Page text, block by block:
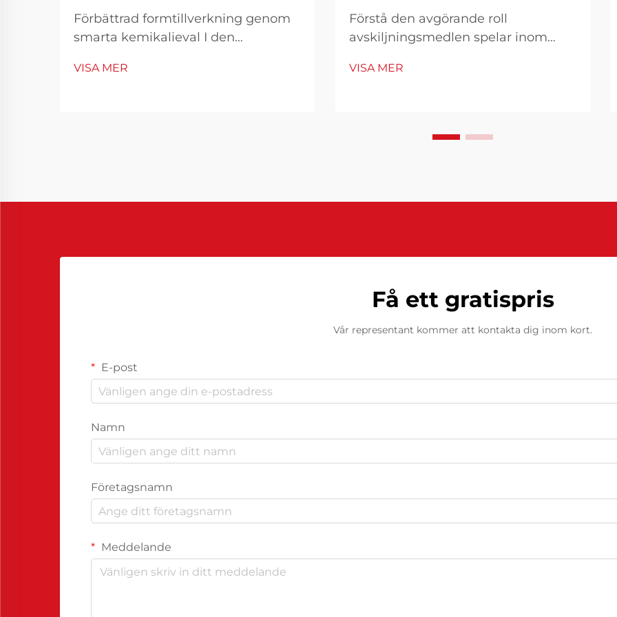
Förbättrad formtillverkning genom
smarta kemikalieval I den
tillverkningsbranschen är formarnas
VISA MER
Förstå den avgörande roll
avskiljningsmedlen spelar inom
kompositillverkning spelar FRP-
VISA MER
Få ett gratispris
Vår representant kommer att kontakta dig inom kort.
E-post
Namn
Företagsnamn
Meddelande